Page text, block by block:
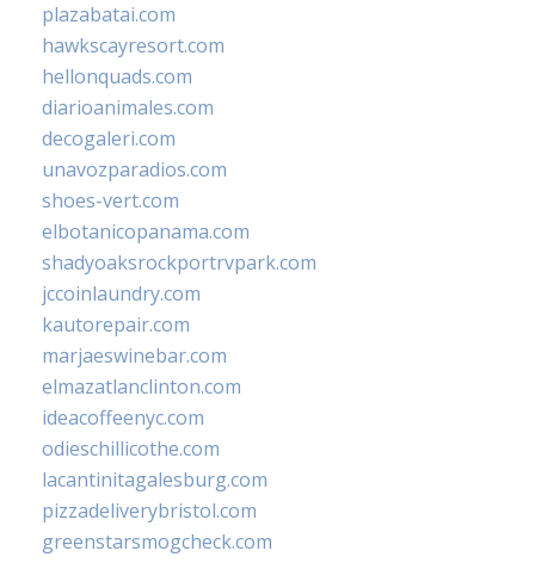
plazabatai.com
hawkscayresort.com
hellonquads.com
diarioanimales.com
decogaleri.com
unavozparadios.com
shoes-vert.com
elbotanicopanama.com
shadyoaksrockportrvpark.com
jccoinlaundry.com
kautorepair.com
marjaeswinebar.com
elmazatlanclinton.com
ideacoffeenyc.com
odieschillicothe.com
lacantinitagalesburg.com
pizzadeliverybristol.com
greenstarsmogcheck.com